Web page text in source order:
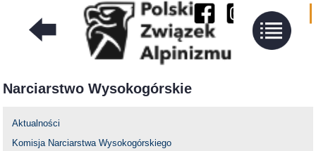
Narciarstwo Wysokogórskie
Aktualności
Komisja Narciarstwa Wysokogórskiego